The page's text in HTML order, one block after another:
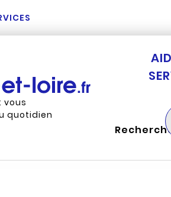
vous
quotidien